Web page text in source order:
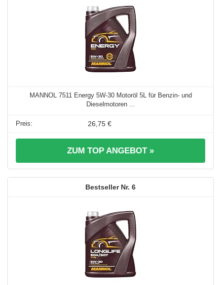
MANNOL 7511 Energy 5W-30 Motoröl 5L für Benzin- und
Dieselmotoren ...
26,75 €
ZUM TOP ANGEBOT »
6